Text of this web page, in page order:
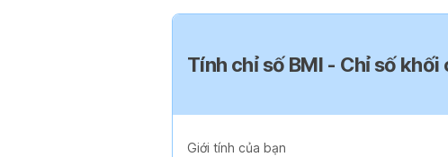
Tính chỉ số BMI - Chỉ số khối
Giới tính của bạn